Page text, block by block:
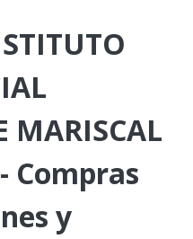
MARISCAL
Compras
y